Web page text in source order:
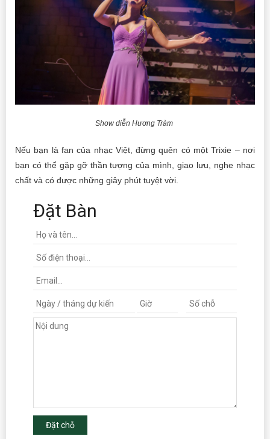
Show diễn Hương Tràm
Nếu bạn là fan của nhạc Việt, đừng quên có một Trixie – nơi
bạn có thể gặp gỡ thần tượng của mình, giao lưu, nghe nhạc
chất và có được những giây phút tuyệt vời.
Đặt Bàn
Đặt chỗ